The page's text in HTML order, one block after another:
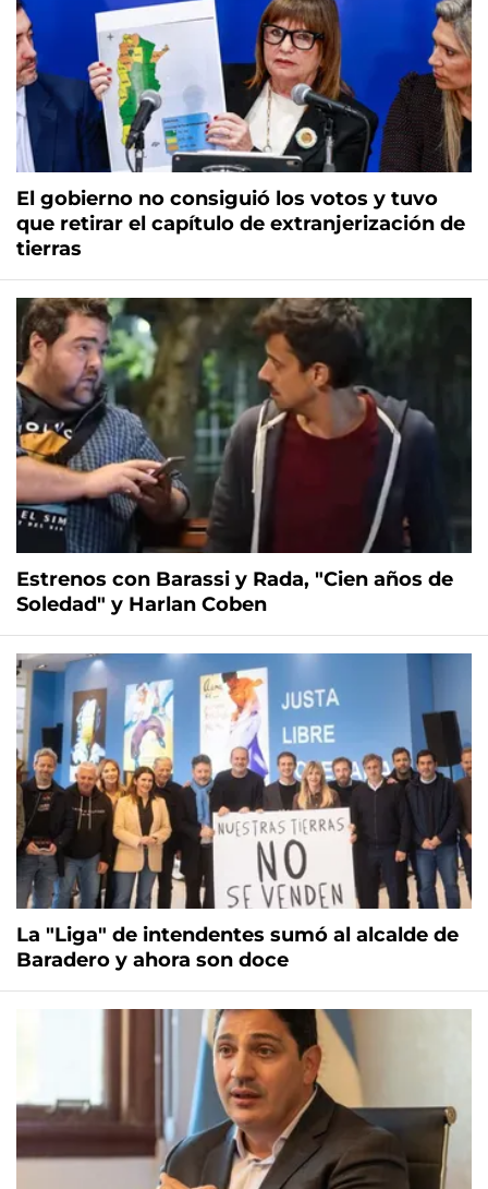
El gobierno no consiguió los votos y tuvo
que retirar el capítulo de extranjerización de
tierras
Estrenos con Barassi y Rada, "Cien años de
Soledad" y Harlan Coben
La "Liga" de intendentes sumó al alcalde de
Baradero y ahora son doce